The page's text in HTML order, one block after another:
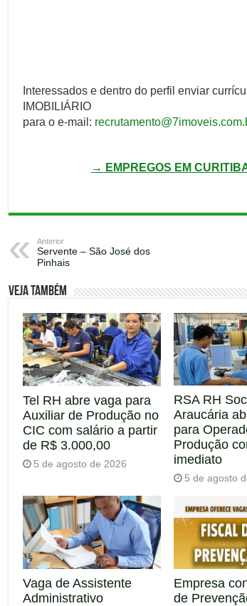
Interessados e dentro do perfil enviar
IMOBILIÁRIO
para o e-mail:
→ EMPREGOS EM
Anterior
Servente – São José dos
Pinhais
Veja também
Tel RH abre vaga para
Auxiliar de Produção no
CIC com salário a partir
de R$ 3.000,00
5 de agosto de 2026
RSA RH
Araucária
para
Produção
imediato
5 de agosto
Vaga de Assistente
Administrativo
Empresa
de